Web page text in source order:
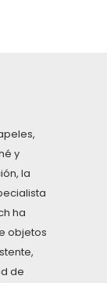
y
la
ha
objetos
de